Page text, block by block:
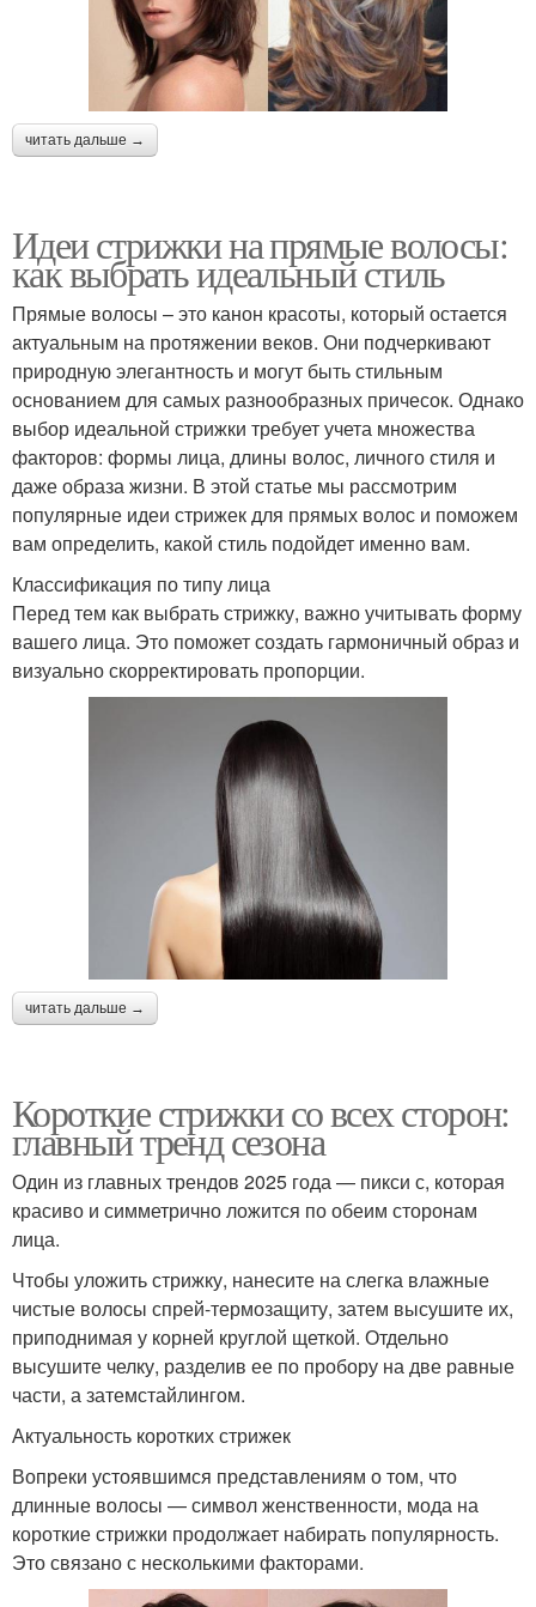
читать дальше →
Идеи стрижки на прямые волосы:
как выбрать идеальный стиль
Прямые волосы – это канон красоты, который остается
актуальным на протяжении веков. Они подчеркивают
природную элегантность и могут быть стильным
основанием для самых разнообразных причесок. Однако
выбор идеальной стрижки требует учета множества
факторов: формы лица, длины волос, личного стиля и
даже образа жизни. В этой статье мы рассмотрим
популярные идеи стрижек для прямых волос и поможем
вам определить, какой стиль подойдет именно вам.
Классификация по типу лица
Перед тем как выбрать стрижку, важно учитывать форму
вашего лица. Это поможет создать гармоничный образ и
визуально скорректировать пропорции.
читать дальше →
Короткие стрижки со всех сторон:
главный тренд сезона
Один из главных трендов 2025 года — пикси с, которая
красиво и симметрично ложится по обеим сторонам
лица.
Чтобы уложить стрижку, нанесите на слегка влажные
чистые волосы спрей-термозащиту, затем высушите их,
приподнимая у корней круглой щеткой. Отдельно
высушите челку, разделив ее по пробору на две равные
части, а затемстайлингом.
Актуальность коротких стрижек
Вопреки устоявшимся представлениям о том, что
длинные волосы — символ женственности, мода на
короткие стрижки продолжает набирать популярность.
Это связано с несколькими факторами.